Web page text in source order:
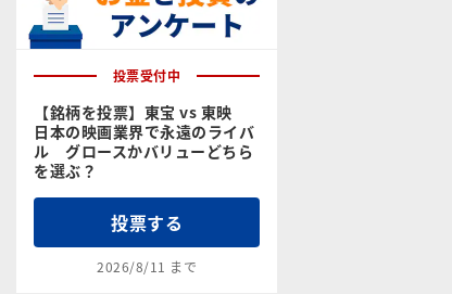
投票受付中
【銘柄を投票】東宝 vs 東映
日本の映画業界で永遠のライバ
ル グロースかバリューどちら
を選ぶ？
投票する
2026/8/11 まで